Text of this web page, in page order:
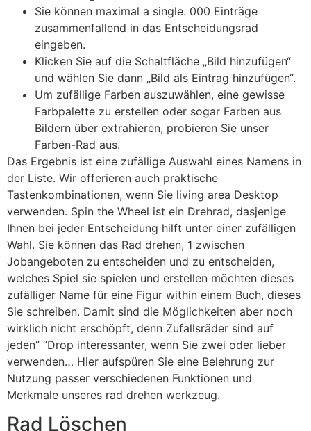
Sie können maximal a single. 000 Einträge
zusammenfallend in das Entscheidungsrad
eingeben.
Klicken Sie auf die Schaltfläche „Bild hinzufügen“
und wählen Sie dann „Bild als Eintrag hinzufügen“.
Um zufällige Farben auszuwählen, eine gewisse
Farbpalette zu erstellen oder sogar Farben aus
Bildern über extrahieren, probieren Sie unser
Farben-Rad aus.
Das Ergebnis ist eine zufällige Auswahl eines Namens in
der Liste. Wir offerieren auch praktische
Tastenkombinationen, wenn Sie living area Desktop
verwenden. Spin the Wheel ist ein Drehrad, dasjenige
Ihnen bei jeder Entscheidung hilft unter einer zufälligen
Wahl. Sie können das Rad drehen, 1 zwischen
Jobangeboten zu entscheiden und zu entscheiden,
welches Spiel sie spielen und erstellen möchten dieses
zufälliger Name für eine Figur within einem Buch, dieses
Sie schreiben. Damit sind die Möglichkeiten aber noch
wirklich nicht erschöpft, denn Zufallsräder sind auf
jeden” “Drop interessanter, wenn Sie zwei oder lieber
verwenden… Hier aufspüren Sie eine Belehrung zur
Nutzung passer verschiedenen Funktionen und
Merkmale unseres rad drehen werkzeug.
Rad Löschen